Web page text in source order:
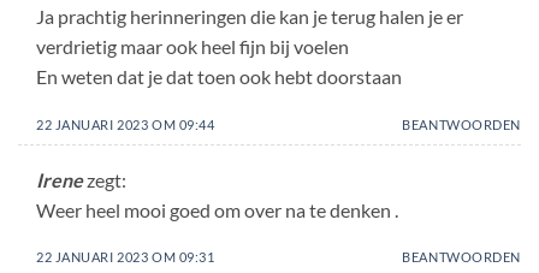
Ja prachtig herinneringen die kan je terug halen je er
verdrietig maar ook heel fijn bij voelen
En weten dat je dat toen ook hebt doorstaan
22 JANUARI 2023 OM 09:44 BEANTWOORDEN
Irenezegt:
Weer heel mooi goed om over na te denken .
22 JANUARI 2023 OM 09:31 BEANTWOORDEN